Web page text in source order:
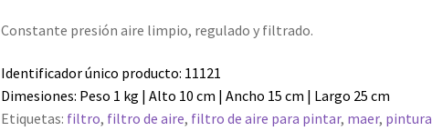
Constante presión aire limpio, regulado y filtrado.
Identificador único producto: 11121
Dimesiones: Peso 1 kg | Alto 10 cm | Ancho 15 cm | Largo 25 cm
Etiquetas: filtro, filtro de aire, filtro de aire para pintar, maer, pintura